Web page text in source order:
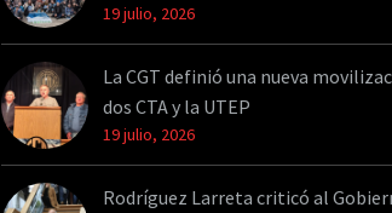
19 julio, 2026
La CGT definió una nueva
dos CTA y la UTEP
19 julio, 2026
Rodríguez Larreta criticó al